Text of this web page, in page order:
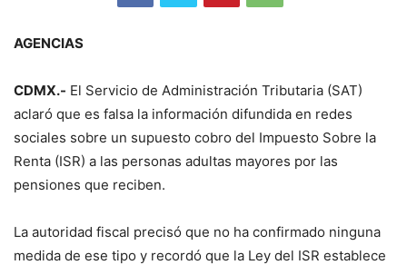
AGENCIAS
CDMX.- El Servicio de Administración Tributaria (SAT)
aclaró que es falsa la información difundida en redes
sociales sobre un supuesto cobro del Impuesto Sobre la
Renta (ISR) a las personas adultas mayores por las
pensiones que reciben.
La autoridad fiscal precisó que no ha confirmado ninguna
medida de ese tipo y recordó que la Ley del ISR establece